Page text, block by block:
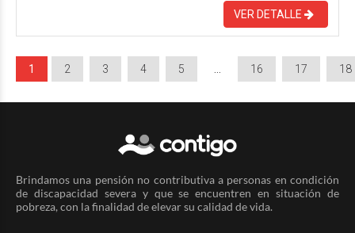
VER DETALLE
1 2 3 4 5 16 17 18
Brindamos una pensión no contributiva a personas en condición
de discapacidad severa y que se encuentren en situación de
pobreza, con la finalidad de elevar su calidad de vida.